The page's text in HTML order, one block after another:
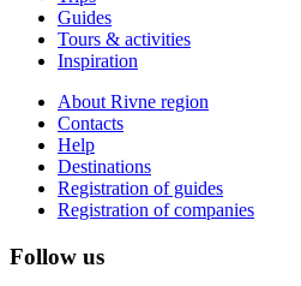
Guides
Tours & activities
Inspiration
About Rivne region
Contacts
Help
Destinations
Registration of guides
Registration of companies
Follow us